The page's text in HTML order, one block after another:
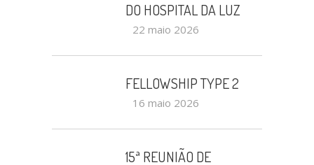
DO HOSPITAL DA LUZ
22 maio 2026
FELLOWSHIP TYPE 2
16 maio 2026
15ª REUNIÃO DE